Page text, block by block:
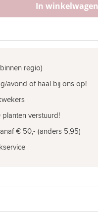
In winkelwagen
regio)
avond of haal bij ons op!
verstuurd!
€ 50,- (anders 5,95)